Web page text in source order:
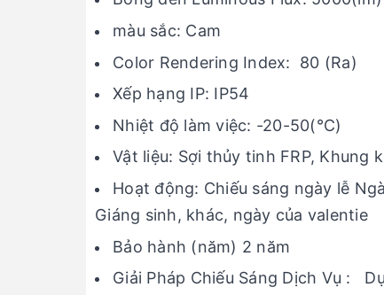
màu sắc: Cam
Color Rendering Index: 80 (Ra)
Xếp hạng IP: IP54
Nhiệt độ làm việc: -20-50(℃)
Vật liệu: Sợi thủy tinh FRP, Khung
Hoạt động: Chiếu sáng ngày lễ
Giáng sinh, khác, ngày của valentie
Bảo hành (năm) 2 năm
Giải Pháp Chiếu Sáng Dịch Vụ :